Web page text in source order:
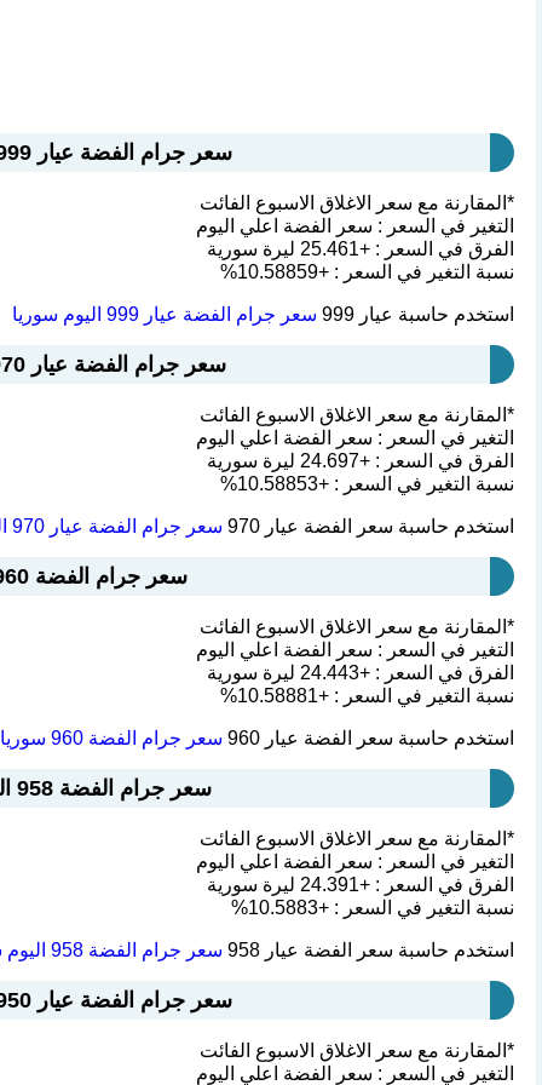
سعر جرام الفضة عيار 999 اليوم سوريا : 265.918 ليرة سورية
*المقارنة مع سعر الاغلاق الاسبوع الفائت
التغير في السعر : سعر الفضة اعلي اليوم
الفرق في السعر : +25.461 ليرة سورية
نسبة التغير في السعر : +10.58859%
استخدم حاسبة عيار 999 سعر جرام الفضة عيار 999 اليوم سوريا
سعر جرام الفضة عيار 970 اليوم سوريا : 257.94 ليرة سورية
*المقارنة مع سعر الاغلاق الاسبوع الفائت
التغير في السعر : سعر الفضة اعلي اليوم
الفرق في السعر : +24.697 ليرة سورية
نسبة التغير في السعر : +10.58853%
استخدم حاسبة سعر الفضة عيار 970 سعر جرام الفضة عيار 970 اليوم سوريا
سعر جرام الفضة 960 سوريا : 255.281 ليرة سورية
*المقارنة مع سعر الاغلاق الاسبوع الفائت
التغير في السعر : سعر الفضة اعلي اليوم
الفرق في السعر : +24.443 ليرة سورية
نسبة التغير في السعر : +10.58881%
استخدم حاسبة سعر الفضة عيار 960 سعر جرام الفضة 960 سوريا
سعر جرام الفضة 958 اليوم سوريا : 254.749 ليرة سورية
*المقارنة مع سعر الاغلاق الاسبوع الفائت
التغير في السعر : سعر الفضة اعلي اليوم
الفرق في السعر : +24.391 ليرة سورية
نسبة التغير في السعر : +10.5883%
استخدم حاسبة سعر الفضة عيار 958 سعر جرام الفضة 958 اليوم سوريا
سعر جرام الفضة عيار 950 اليوم سوريا : 252.622 ليرة سورية
*المقارنة مع سعر الاغلاق الاسبوع الفائت
التغير في السعر : سعر الفضة اعلي اليوم